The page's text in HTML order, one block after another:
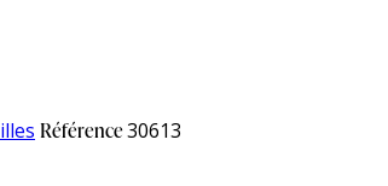
Référence30613